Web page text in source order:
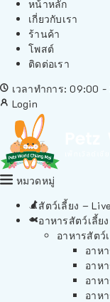
หน้าหลัก
เกี่ยวกับเรา
ร้านค้า
โพสต์
ติดต่อเรา
เวลาทำการ: 09:00
Login
หมวดหมู่
สัตว์เลี้ยง –
อาหารสัตว์เลี้ย
อาหารสัตว์
อาห
อาห
อาห
อาห